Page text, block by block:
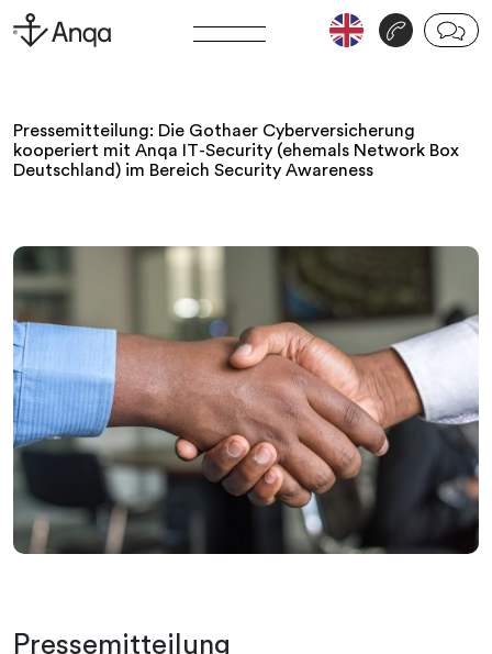
v j
Pressemitteilung: Die Gothaer Cyberversicherung
kooperiert mit Anqa IT-Security (ehemals Network Box
Deutschland) im Bereich Security Awareness
Pressemitteilung